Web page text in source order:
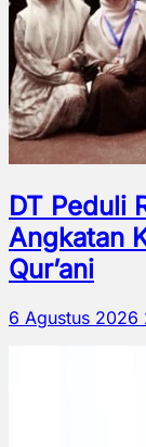
DT Peduli
Angkatan
Qur’ani
6 Agustus 2026